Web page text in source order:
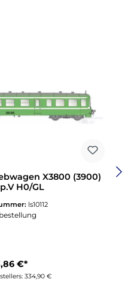
X3800 (3900)
H0/GL
ls10112
€*
334,90 €